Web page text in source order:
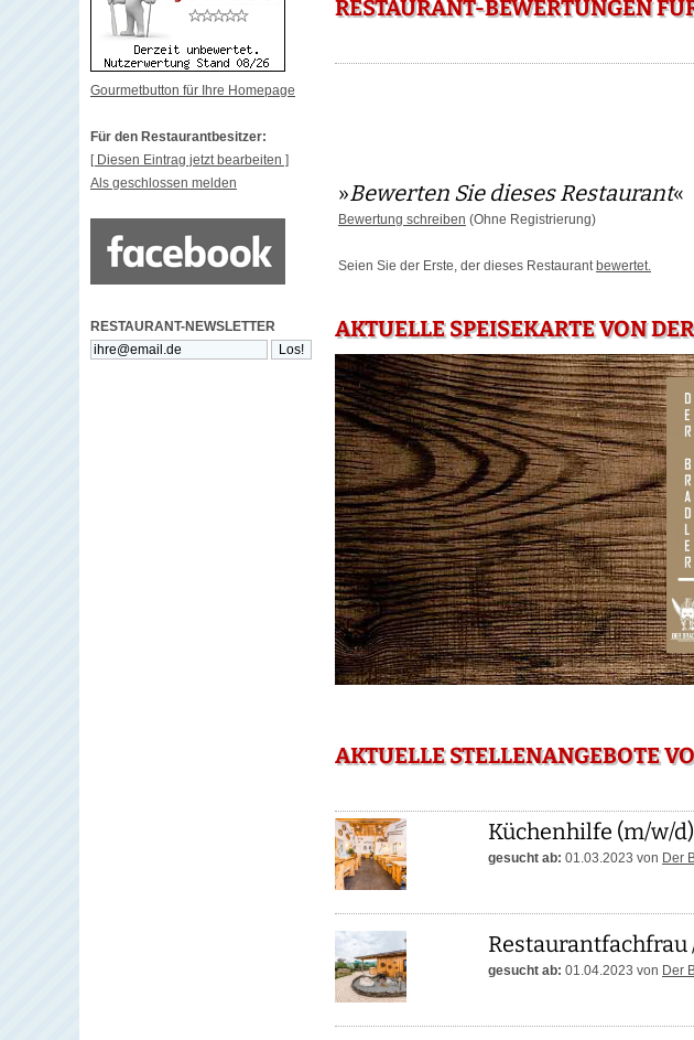
Gourmetbutton für Ihre Homepage
Für den Restaurantbesitzer:
[ Diesen Eintrag jetzt bearbeiten ]
Als geschlossen melden
RESTAURANT-NEWSLETTER
RESTAURANT-BEWERTUNGEN
»Bewerten Sie dieses Restaurant«
Bewertung schreiben (Ohne Registrierung)
Seien Sie der Erste, der dieses Restaurant bewertet.
AKTUELLE SPEISEKARTE VON
AKTUELLE STELLENANGEBOTE
Küchenhilfe (m/w/d)
gesucht ab: 01.03.2023 von Der
gesucht ab: 01.04.2023 von Der